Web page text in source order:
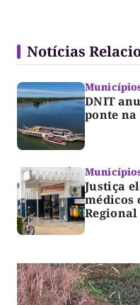
Notícias
DNIT
ponte na
Justiça
médicos